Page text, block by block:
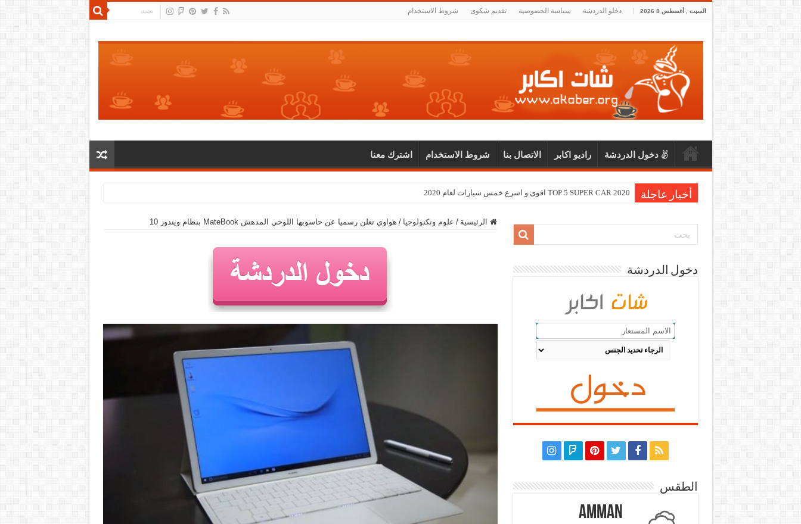
السبت , أغسطس 8 2026 دخلو الدردشة سياسة الخصوصية تقديم شكوى شروط الاستخدام
دخول الدردشة راديو اكابر الاتصال بنا شروط الاستخدام اشترك معنا
أخبار عاجلة TOP 5 SUPER CAR 2020 اقوى و اسرع خمس سيارات لعام 2020
الرئيسية / علوم وتكنولوجيا / هواوي تعلن رسميا عن حاسوبها اللوحي المدهش MateBook بنظام ويندوز 10
دخول الدردشة
الطقس
Amman